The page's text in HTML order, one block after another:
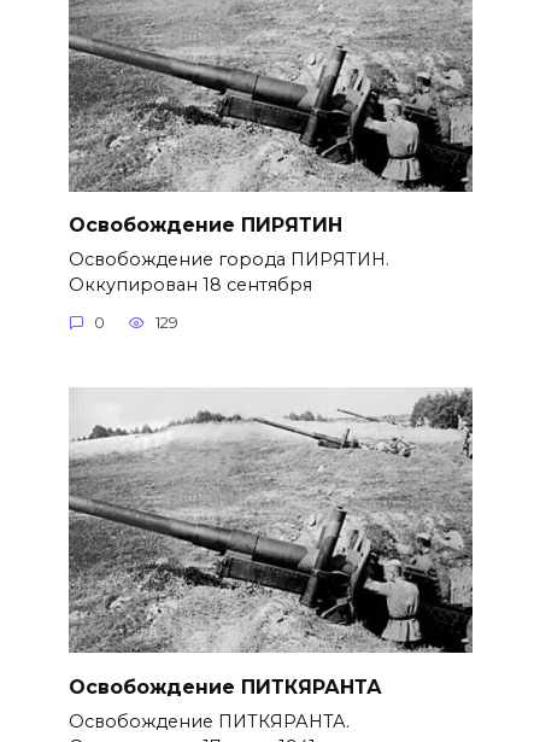
Освобождение ПИРЯТИН
Освобождение города ПИРЯТИН.
Оккупирован 18 сентября
0 129
Освобождение ПИТКЯРАНТА
Освобождение ПИТКЯРАНТА.